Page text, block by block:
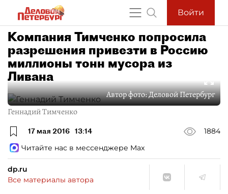
Войти
Компания Тимченко попросила
разрешения привезти в Россию
миллионы тонн мусора из
Ливана
Автор фото:Деловой Петербург
Геннадий Тимченко
17 мая 2016 13:14
1884
Читайте нас в мессенджере Max
dp.ru
Все материалы автора